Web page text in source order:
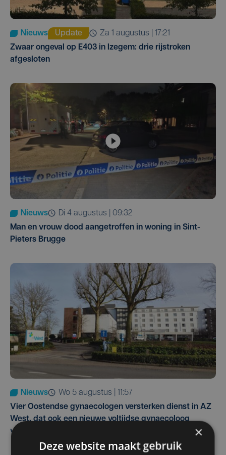
Nieuws Update
za 1 augustus | 17:21
Zwaar ongeval op E403 in Izegem: drie rijstroken
afgesloten
Nieuws
di 4 augustus | 09:32
Man en vrouw dood aangetroffen in woning in Sint-
Pieters Brugge
Nieuws
wo 5 augustus | 11:57
Vier Oostendse gynaecologen versterken dienst in AZ
West, dat ook een nieuwe voltijdse gynaecoloog
verwelkomt
×
Deze website maakt gebruik